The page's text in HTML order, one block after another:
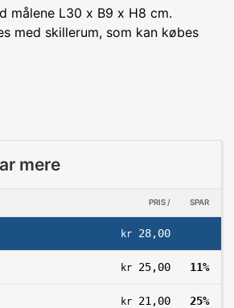
målene L30 x B9 x H8 cm.
med skillerum, som kan købes
mere
PRIS / SPAR
kr 28,00
kr 25,00 11%
kr 21,00 25%